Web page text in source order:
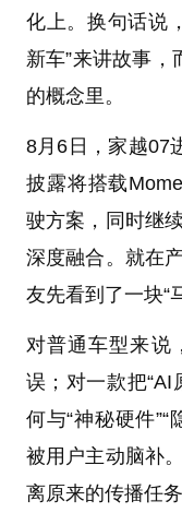
化上。换句话说
新车”来讲故事，
的概念里。
8月6日，家越07
披露将搭载
驶方案，同时继
深度融合。就在
友先看到了一块“
对普通车型来说
误；对一款把“AI
何与“神秘硬件
被用户主动脑补
离原来的传播任